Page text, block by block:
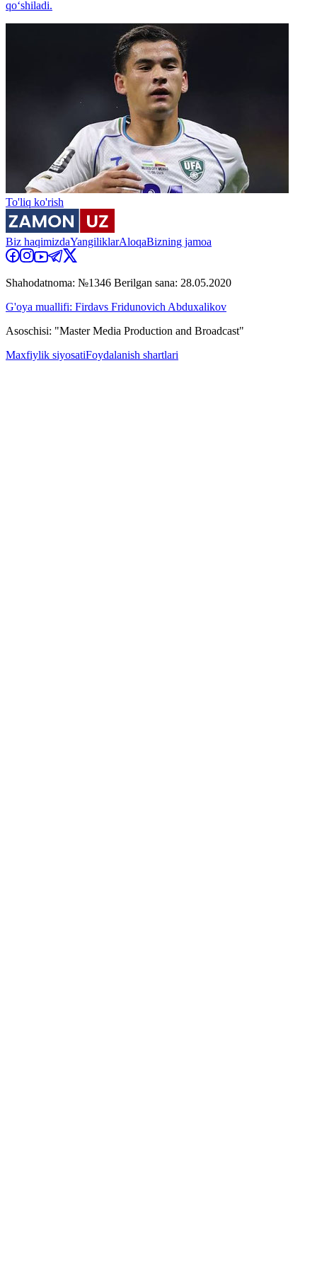
qo‘shiladi.
To'liq ko'rish
Biz haqimizdaYangiliklarAloqaBizning jamoa
Shahodatnoma: №1346 Berilgan sana: 28.05.2020
G'oya muallifi: Firdavs Fridunovich Abduxalikov
Asoschisi: "Master Media Production and Broadcast"
Maxfiylik siyosatiFoydalanish shartlari